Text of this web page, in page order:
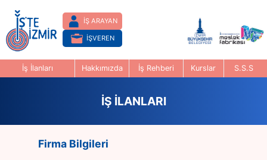
İŞ ARAYAN
İŞVEREN
İş İlanları Hakkımızda İş Rehberi Kurslar S.S.S
İŞ İLANLARI
Firma Bilgileri